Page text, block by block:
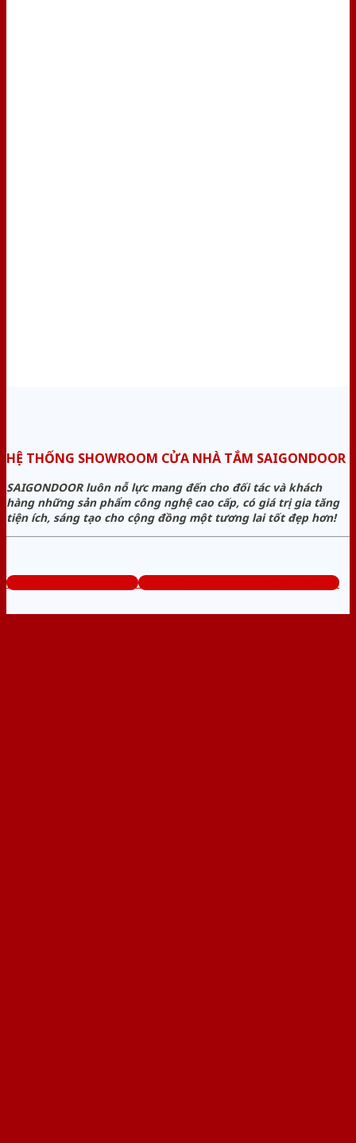
HỆ THỐNG SHOWROOM CỬA NHÀ TẮM SAIGONDOOR
SAIGONDOOR luôn nỗ lực mang đến cho đối tác và khách
hàng những sản phẩm công nghệ cao cấp, có giá trị gia tăng
tiện ích, sáng tạo cho cộng đồng một tương lai tốt đẹp hơn!
www.cuanhuavango.com Tổng đài tư vấn miễn phí: 0824.400.400